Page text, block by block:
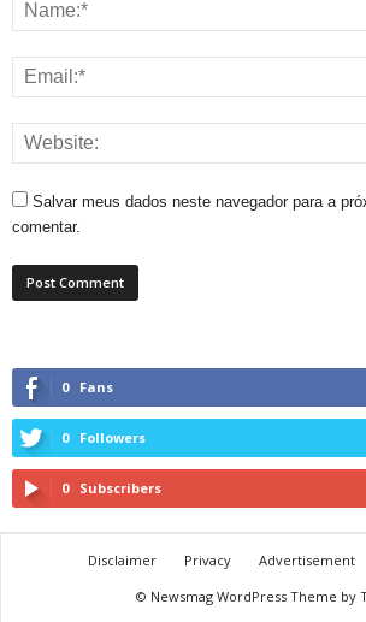
Salvar meus dados neste navegador para a
comentar.
0 Fans
0 Followers
0 Subscribers
Disclaimer Privacy Advertisement
© Newsmag WordPress Theme by